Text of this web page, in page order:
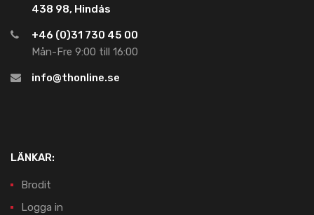
438 98, Hindås
+46 (0)31 730 45 00
Mån-Fre 9:00 till 16:00
info@thonline.se
LÄNKAR:
Brodit
Logga in